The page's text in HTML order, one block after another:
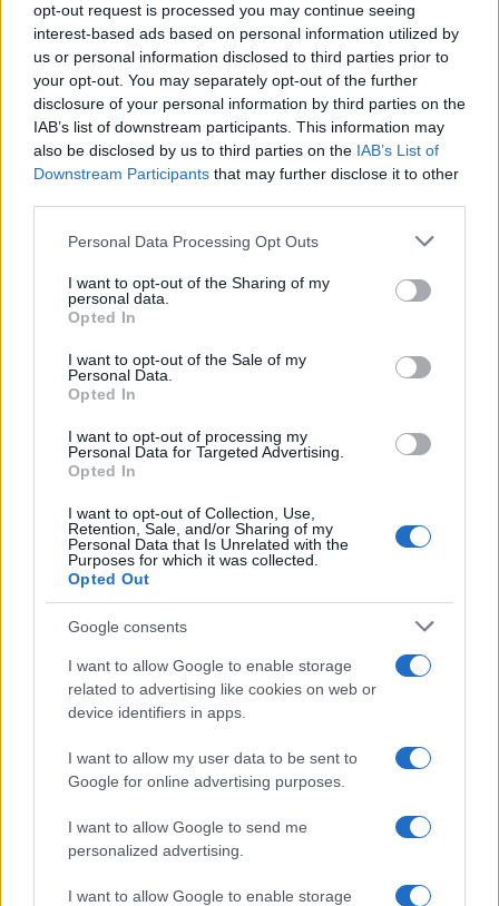
opt-out request is processed you may continue seeing
interest-based ads based on personal information utilized by
us or personal information disclosed to third parties prior to
your opt-out. You may separately opt-out of the further
disclosure of your personal information by third parties on the
IAB’s list of downstream participants. This information may
also be disclosed by us to third parties on the IAB’s List of
Downstream Participants that may further disclose it to other
Please note that this website/app uses one or more Google
not limited to your visit or usage behaviour. You may click to
grant or deny consent to Google and its third-party tags to
use your data for below specified purposes in below Google
consent section.
Personal Data Processing Opt Outs
I want to opt-out of the Sharing of my
personal data.
Opted In
I want to opt-out of the Sale of my
Personal Data.
Opted In
I want to opt-out of processing my
Personal Data for Targeted Advertising.
Opted In
I want to opt-out of Collection, Use,
Retention, Sale, and/or Sharing of my
Personal Data that Is Unrelated with the
Purposes for which it was collected.
Opted Out
Google consents
I want to allow Google to enable storage
related to advertising like cookies on web or
device identifiers in apps.
I want to allow my user data to be sent to
Google for online advertising purposes.
I want to allow Google to send me
personalized advertising.
I want to allow Google to enable storage
Οι άνθρωποι, οι αυθεντικές ιστορίες,
το ελληνικό καλοκαίρι και ένας
πολιτισμός που μας ενώνει κάθε μέρα.
ΟΣΑ ΧΡΕΙΑΖΕΣΑΙ
ΤΟ ΠΑΡΟΝ ΤΗΣ ΚΥΡΙΑΚΗΣ